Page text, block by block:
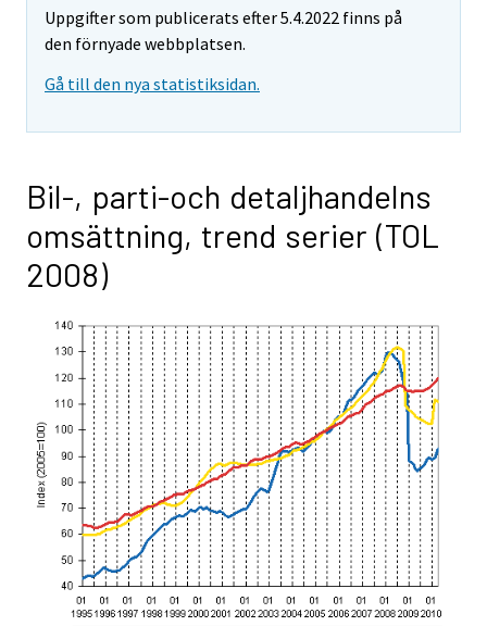
Uppgifter som publicerats efter 5.4.2022 finns på
den förnyade webbplatsen.
Gå till den nya statistiksidan.
Bil-, parti-och detaljhandelns
omsättning, trend serier (TOL
2008)